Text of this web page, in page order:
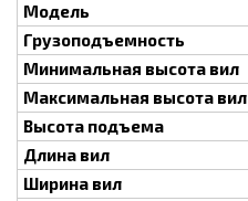
Модель
Грузоподъемность
Минимальная высота вил
Максимальная высота вил
Высота подъема
Длина вил
Ширина вил